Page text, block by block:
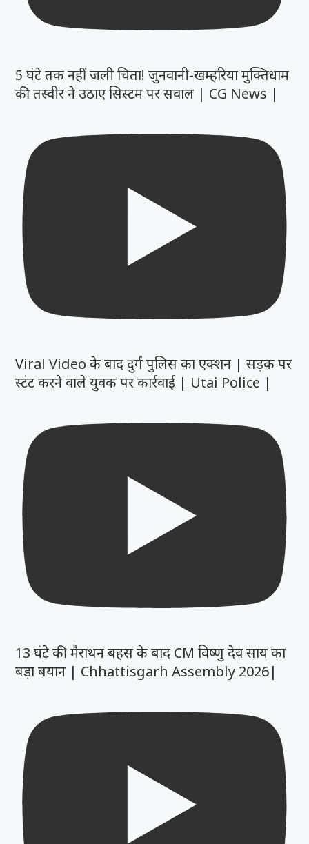
5 घंटे तक नहीं जली चिता! जुनवानी-खम्हरिया मुक्तिधाम
की तस्वीर ने उठाए सिस्टम पर सवाल | CG News |
Viral Video के बाद दुर्ग पुलिस का एक्शन | सड़क पर
स्टंट करने वाले युवक पर कार्रवाई | Utai Police |
13 घंटे की मैराथन बहस के बाद CM विष्णु देव साय का
बड़ा बयान | Chhattisgarh Assembly 2026|